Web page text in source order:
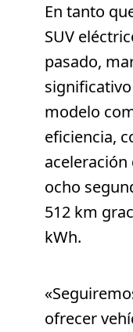
En tanto
SUV
pasado,
modelo
eficiencia,
aceleración
ocho
512 km
kWh.
ofrecer